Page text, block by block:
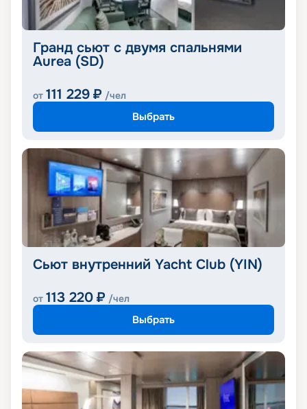
Гранд сьют с двумя спальнями
Aurea (SD)
от 111 229 ₽ /чел
Выбрать
Сьют внутренний Yacht Club (YIN)
от 113 220 ₽ /чел
Выбрать